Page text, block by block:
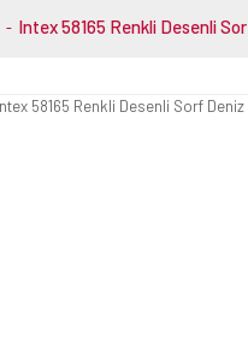
Intex 58165 Renkli Desenli